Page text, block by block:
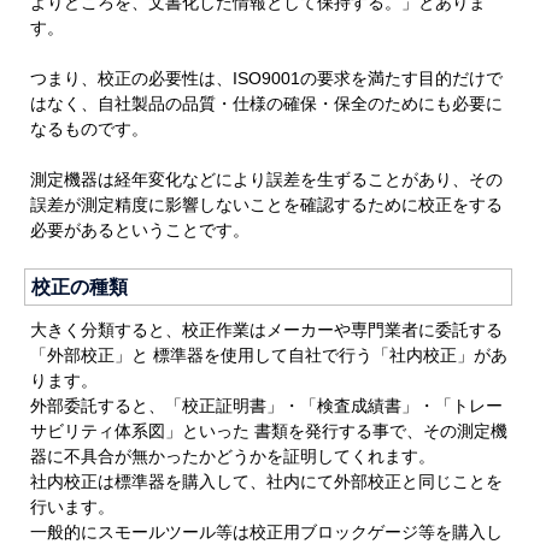
す。
つまり、校正の必要性は、ISO9001の要求を満たす目的だけで
はなく、自社製品の品質・仕様の確保・保全のためにも必要に
なるものです。
測定機器は経年変化などにより誤差を生ずることがあり、その
誤差が測定精度に影響しないことを確認するために校正をする
必要があるということです。
校正の種類
大きく分類すると、校正作業はメーカーや専門業者に委託する
「外部校正」と 標準器を使用して自社で行う「社内校正」があ
ります。
外部委託すると、「校正証明書」・「検査成績書」・「トレー
サビリティ体系図」といった 書類を発行する事で、その測定機
器に不具合が無かったかどうかを証明してくれます。
社内校正は標準器を購入して、社内にて外部校正と同じことを
行います。
一般的にスモールツール等は校正用ブロックゲージ等を購入し